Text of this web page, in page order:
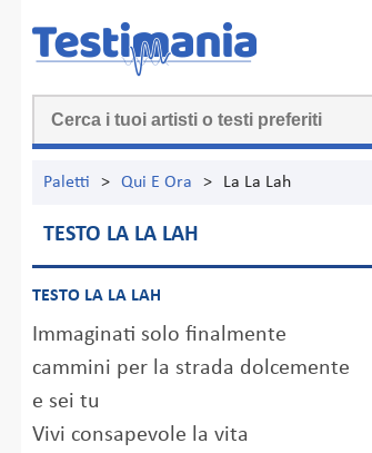
Paletti > Qui E Ora > La La Lah
TESTO LA LA LAH
TESTO LA LA LAH
Immaginati solo finalmente
cammini per la strada dolcemente
e sei tu
Vivi consapevole la vita